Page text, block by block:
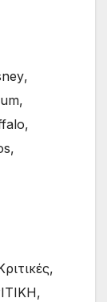
,
,
,
,
,
,